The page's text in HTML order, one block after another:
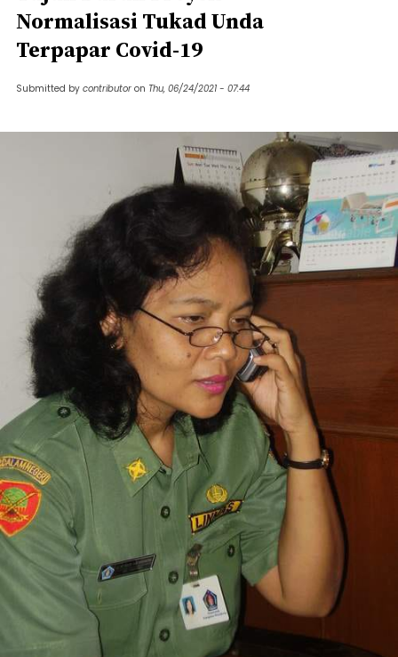
Normalisasi Tukad Unda
Terpapar Covid-19
Submitted by contributor on Thu, 06/24/2021 - 07:44